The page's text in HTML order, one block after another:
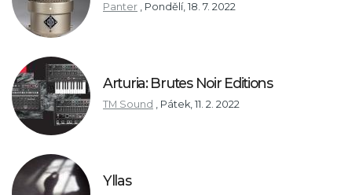
Panter , Pondělí, 18. 7. 2022
Arturia: Brutes Noir Editions
TM Sound , Pátek, 11. 2. 2022
Yllas